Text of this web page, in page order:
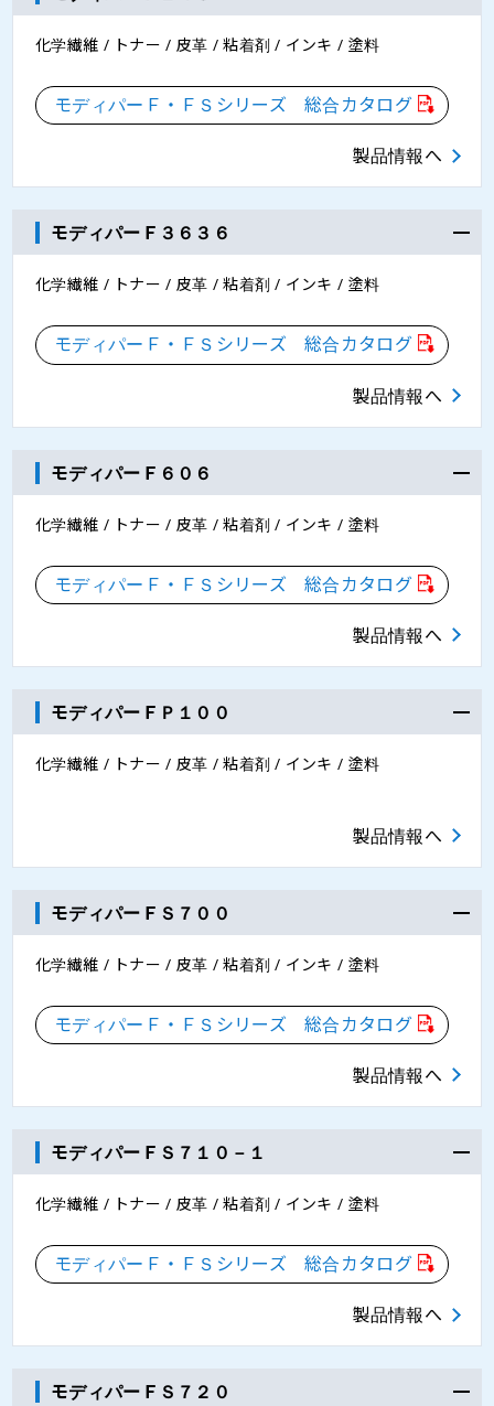
化学繊維 / トナー / 皮革 / 粘着剤 / インキ / 塗料
モディパーＦ・ＦＳシリーズ 総合カタログ
製品情報へ
モディパーＦ３６３６
化学繊維 / トナー / 皮革 / 粘着剤 / インキ / 塗料
モディパーＦ・ＦＳシリーズ 総合カタログ
製品情報へ
モディパーＦ６０６
化学繊維 / トナー / 皮革 / 粘着剤 / インキ / 塗料
モディパーＦ・ＦＳシリーズ 総合カタログ
製品情報へ
モディパーＦＰ１００
化学繊維 / トナー / 皮革 / 粘着剤 / インキ / 塗料
製品情報へ
モディパーＦＳ７００
化学繊維 / トナー / 皮革 / 粘着剤 / インキ / 塗料
モディパーＦ・ＦＳシリーズ 総合カタログ
製品情報へ
モディパーＦＳ７１０－１
化学繊維 / トナー / 皮革 / 粘着剤 / インキ / 塗料
モディパーＦ・ＦＳシリーズ 総合カタログ
製品情報へ
モディパーＦＳ７２０